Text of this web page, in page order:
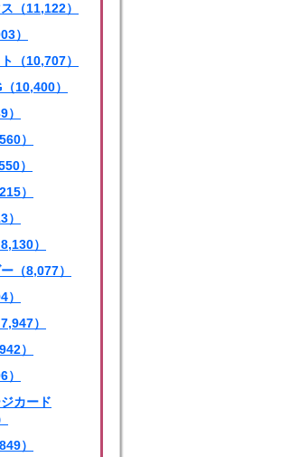
（11,122）
）
（10,707）
10,400）
）
）
）
）
（8,077）
）
）
カード
）